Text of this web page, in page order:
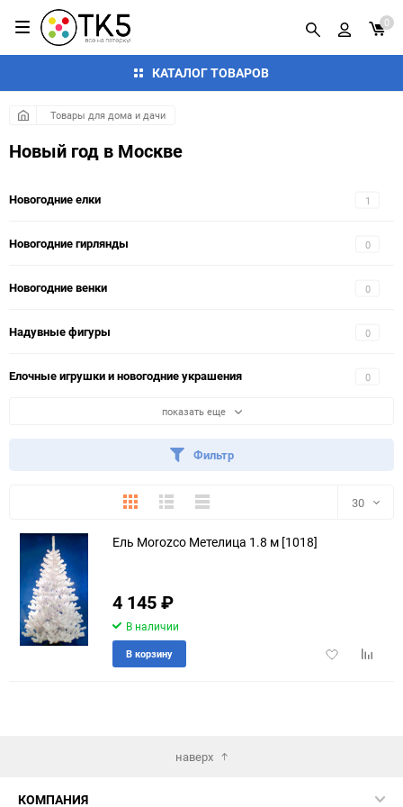
КАТАЛОГ ТОВАРОВ
0
Товары для дома и дачи
Новый год в Москве
1
Новогодние елки
0
Новогодние гирлянды
0
Новогодние венки
0
Надувные фигуры
0
Елочные игрушки и новогодние украшения
показать еще
Фильтр
ПлиткаПодробноКомпактно 30
150
Ель Morozco Метелица 1.8 м [1018]
4 145₽
В наличии
Добавить
В корзину
наверх
КОМПАНИЯ